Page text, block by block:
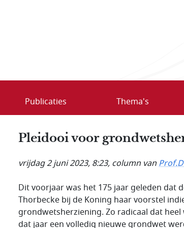
Publicaties Thema's
Pleidooi voor
vrijdag 2 juni 2023, 8:23, column van
Dit voorjaar was het 175 jaar geleden dat
Thorbecke bij de Koning haar voorstel
grondwetsherziening. Zo radicaal dat
dat jaar een volledig nieuwe grondwet